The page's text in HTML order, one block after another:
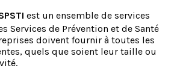
est un ensemble de services
Services de Prévention et de Santé
doivent fournir à toutes les
quels que soient leur taille ou